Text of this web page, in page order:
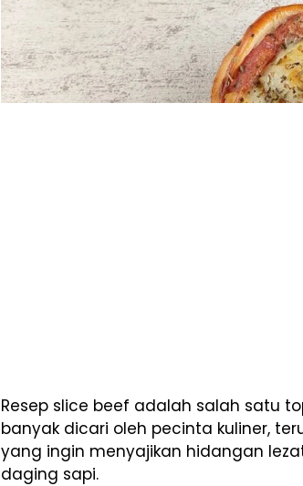
Resep slice beef adalah salah satu
banyak dicari oleh pecinta kuliner,
yang ingin menyajikan hidangan
daging sapi.